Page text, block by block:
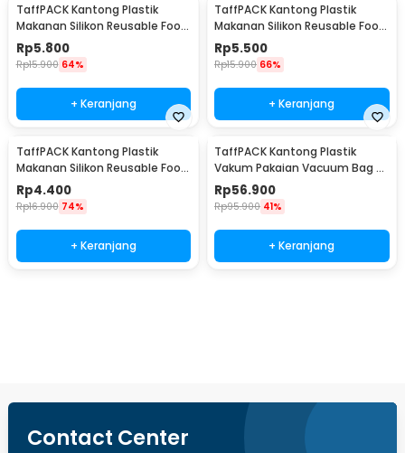
TaffPACK Kantong Plastik
Makanan Silikon Reusable Food
Bag Ziplock Size L - PK-15
Rp5.800
Rp15.900 64%
+ Keranjang
TaffPACK Kantong Plastik
Makanan Silikon Reusable Food
Bag Ziplock Size M - PK-15
Rp5.500
Rp15.900 66%
+ Keranjang
TaffPACK Kantong Plastik
Makanan Silikon Reusable Food
Bag Ziplock Size S - PK-15
Rp4.400
Rp16.900 74%
+ Keranjang
TaffPACK Kantong Plastik
Vakum Pakaian Vacuum Bag 8
PCS with Hand Pump - SN1000
Rp56.900
Rp95.900 41%
+ Keranjang
Contact Center